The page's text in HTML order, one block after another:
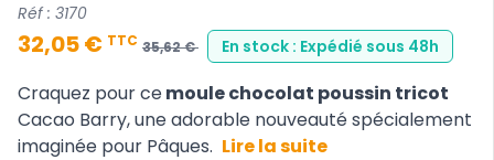
Réf : 3170
32,05 € TTC 35,62 € En stock : Expédié sous 48h
Craquez pour cemoule chocolat poussin tricot
Cacao Barry, une adorable nouveauté spécialement
imaginée pour Pâques. Lire la suite